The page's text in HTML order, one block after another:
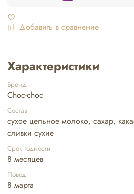
Добавить в сравнение
Характеристики
Бренд
Choc-choc
Состав
сухое цельное молоко, сахар,
сливки сухие
Срок годности
8 месяцев
Повод
8 марта